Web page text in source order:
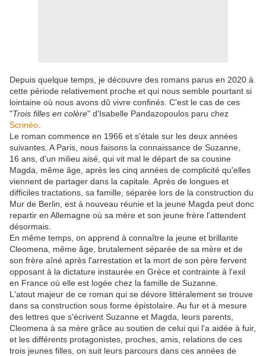
Depuis quelque temps, je découvre des romans parus en 2020 à
cette période relativement proche et qui nous semble pourtant si
lointaine où nous avons dû vivre confinés. C'est le cas de ces
"Trois filles en colère" d'Isabelle Pandazopoulos paru chez
Scrinéo
Le roman commence en 1966 et s'étale sur les deux années
suivantes. A Paris, nous faisons la connaissance de Suzanne,
16 ans, d'un milieu aisé, qui vit mal le départ de sa cousine
Magda, même âge, après les cinq années de complicité qu'elles
viennent de partager dans la capitale. Après de longues et
difficiles tractations, sa famille, séparée lors de la construction du
Mur de Berlin, est à nouveau réunie et la jeune Magda peut donc
repartir en Allemagne où sa mère et son jeune frère l'attendent
désormais.
En même temps, on apprend à connaître la jeune et brillante
Cleomena, même âge, brutalement séparée de sa mère et de
son frère aîné après l'arrestation et la mort de son père fervent
opposant à la dictature instaurée en Grèce et contrainte à l'exil
en France où elle est logée chez la famille de Suzanne.
L'atout majeur de ce roman qui se dévore littéralement se trouve
dans sa construction sous forme épistolaire. Au fur et à mesure
des lettres que s'écrivent Suzanne et Magda, leurs parents,
Cleomena à sa mère grâce au soutien de celui qui l'a aidée à fuir,
et les différents protagonistes, proches, amis, relations de ces
trois jeunes filles, on suit leurs parcours dans ces années de